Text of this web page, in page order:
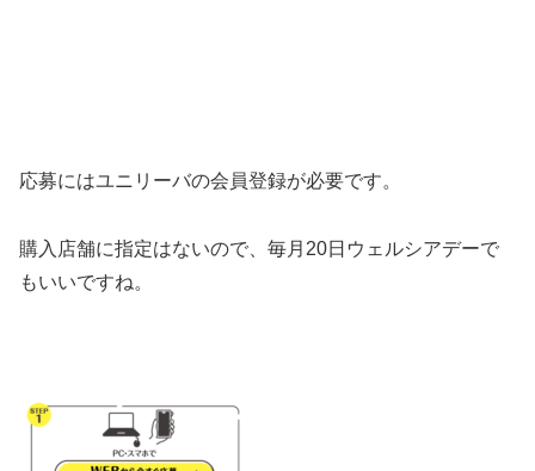
応募にはユニリーバの会員登録が必要です。
購入店舗に指定はないので、毎月20日ウェルシアデーで
もいいですね。